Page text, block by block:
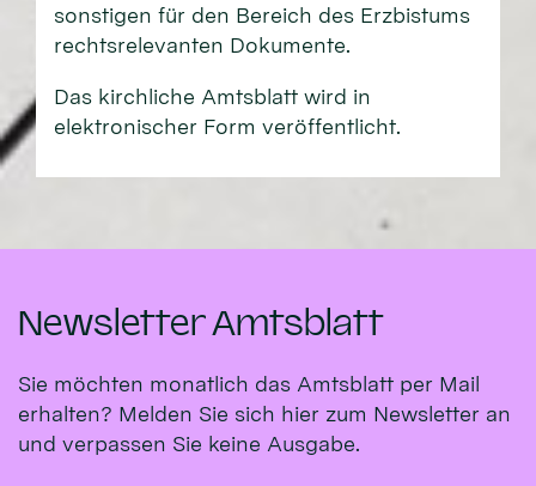
sonstigen für den Bereich des Erzbistums
rechtsrelevanten Dokumente.
Das kirchliche Amtsblatt wird in
elektronischer Form veröffentlicht.
Newsletter Amtsblatt
Sie möchten monatlich das Amtsblatt per Mail
erhalten? Melden Sie sich hier zum Newsletter an
und verpassen Sie keine Ausgabe.